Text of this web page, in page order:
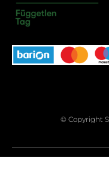
© Copyright